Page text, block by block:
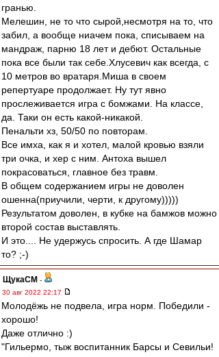
гранью.
Мелешин, не то что сырой,несмотря на то, что
забил, а вообще ниачем пока, списываем на
мандраж, парню 18 лет и дебют. Остальные
пока все были так себе.Хлусевич как всегда, с
10 метров во вратаря.Миша в своем
репертуаре продолжает. Ну тут явно
прослеживается игра с бомжами. На классе,
да. Таки он есть какой-никакой.
Пенальти хз, 50/50 по повторам.
Все имха, как я и хотел, малой кровью взяли
три очка, и хер с ним. Антоха вышел
покрасоваться, главное без травм.
В общем содержанием игры не доволен
ошенна(приучили, черти, к другому)))))
Результатом доволен, в кубке на бамжов можно
второй состав выставлять.
И это.... Не удержусь спросить. А где Шамар
то? ;-)
ЩукаСМ -
30 авг 2022 22:17
Молодёжь не подвела, игра норм. Победили -
хорошо!
Даже отлично :)
"Гильермо, тыж воспитанник Барсы и Севильи!